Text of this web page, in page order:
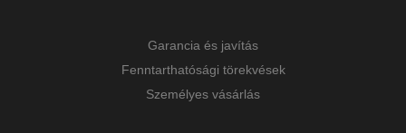
Garancia és javítás
Fenntarthatósági törekvések
Személyes vásárlás